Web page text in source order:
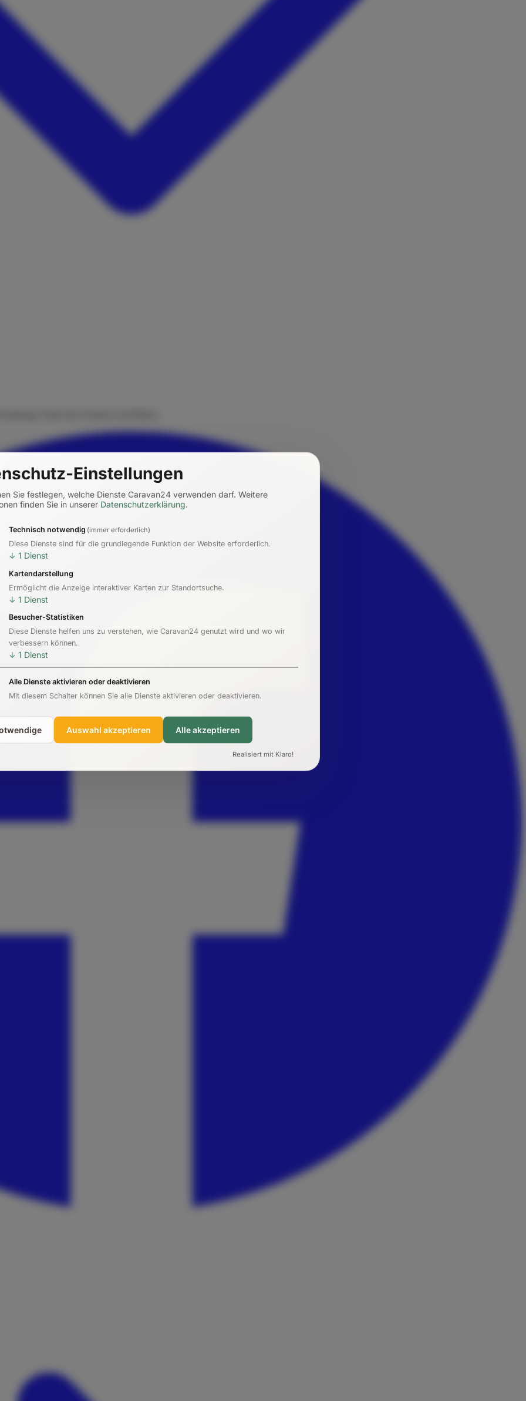
Einstellungen
Sie festlegen, welche Dienste Caravan24 verwenden darf. Weitere
finden Sie in unserer Datenschutzerklärung.
Technisch notwendig (immer erforderlich)
Diese Dienste sind für die grundlegende Funktion der Website erforderlich.
↓ 1 Dienst
Kartendarstellung
Ermöglicht die Anzeige interaktiver Karten zur Standortsuche.
↓ 1 Dienst
Besucher-Statistiken
Diese Dienste helfen uns zu verstehen, wie Caravan24 genutzt wird und wo wir
verbessern können.
↓ 1 Dienst
Alle Dienste aktivieren oder deaktivieren
Mit diesem Schalter können Sie alle Dienste aktivieren oder deaktivieren.
Auswahl akzeptieren Alle akzeptieren
Realisiert mit Klaro!